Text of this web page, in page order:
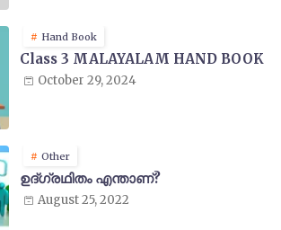
Hand Book
Class 3 MALAYALAM HAND BOOK
October 29, 2024
Other
ഉദ്ഗ്രഥിതം എന്താണ്?
August 25, 2022